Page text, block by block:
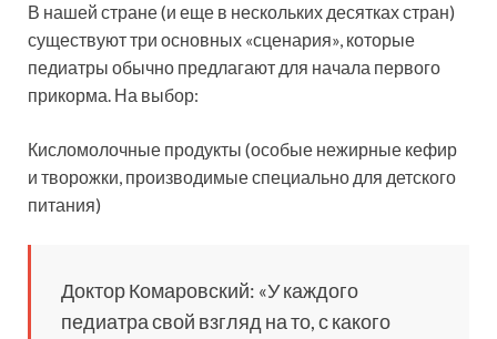
В нашей стране (и еще в нескольких десятках стран)
существуют три основных «сценария», которые
педиатры обычно предлагают для начала первого
прикорма. На выбор:
Кисломолочные продукты (особые нежирные кефир
и творожки, производимые специально для детского
питания)
Доктор Комаровский: «У каждого
педиатра свой взгляд на то, с какого